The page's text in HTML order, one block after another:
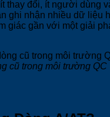
thay đổi, ít người dùng
ghi nhận nhiều dữ liệu
giác gần với một giải
cũ trong môi trường QC